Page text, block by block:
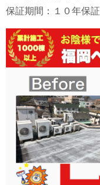
保証期間：１０年保証